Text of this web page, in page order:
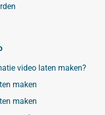
video laten maken?
maken
maken